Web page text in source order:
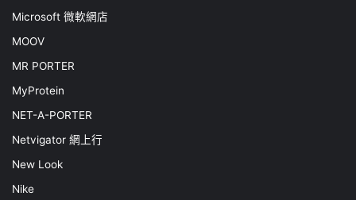
Microsoft 微軟網店
MOOV
MR PORTER
MyProtein
NET-A-PORTER
Netvigator 網上行
New Look
Nike